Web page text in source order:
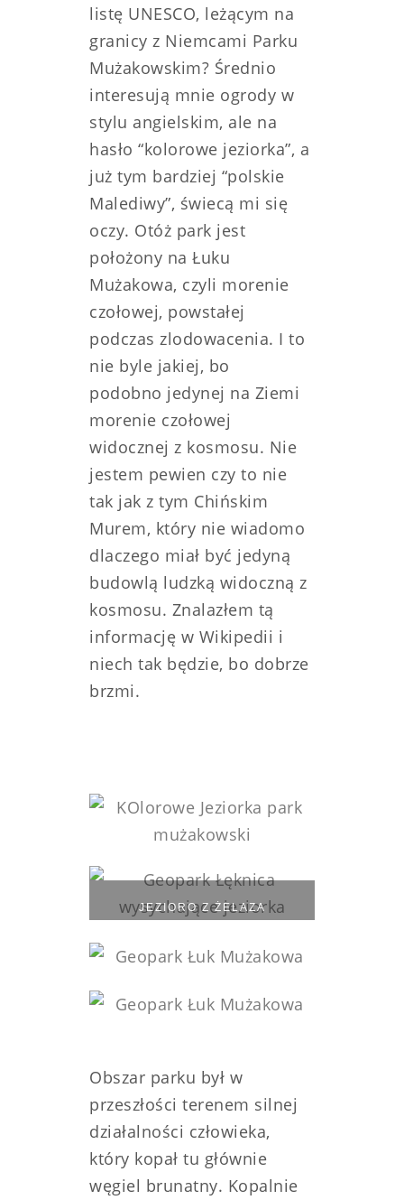
listę UNESCO, leżącym na
granicy z Niemcami Parku
Mużakowskim? Średnio
interesują mnie ogrody w
stylu angielskim, ale na
hasło “kolorowe jeziorka”, a
już tym bardziej “polskie
Malediwy”, świecą mi się
oczy. Otóż park jest
położony na Łuku
Mużakowa, czyli morenie
czołowej, powstałej
podczas zlodowacenia. I to
nie byle jakiej, bo
podobno jedynej na Ziemi
morenie czołowej
widocznej z kosmosu. Nie
jestem pewien czy to nie
tak jak z tym Chińskim
Murem, który nie wiadomo
dlaczego miał być jedyną
budowlą ludzką widoczną z
kosmosu. Znalazłem tą
informację w Wikipedii i
niech tak będzie, bo dobrze
brzmi.
JEZIORO Z ŻELAZA
Obszar parku był w
przeszłości terenem silnej
działalności człowieka,
który kopał tu głównie
węgiel brunatny. Kopalnie